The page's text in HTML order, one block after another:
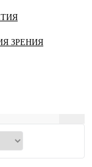
ЗРЕНИЯ